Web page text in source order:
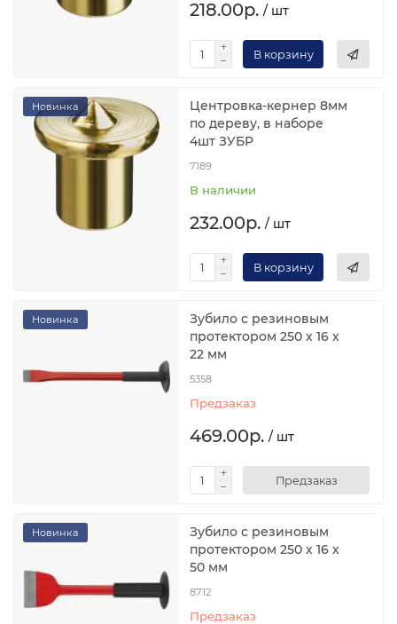
218.00р. / шт
В корзину
Новинка
Центровка-кернер 8мм
по дереву, в наборе
4шт ЗУБР
7189
В наличии
232.00р. / шт
В корзину
Новинка
Зубило с резиновым
протектором 250 х 16 х
22 мм
5358
Предзаказ
469.00р. / шт
Предзаказ
Новинка
Зубило с резиновым
протектором 250 х 16 х
50 мм
8712
Предзаказ